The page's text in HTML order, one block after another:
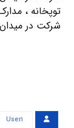
توپخانه ،
شرکت در
User۱